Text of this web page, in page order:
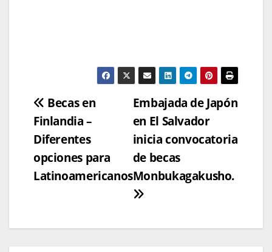
Navegación
de
entradas
Embajada de Japón
en El Salvador
inicia convocatoria
de becas
Monbukagakusho.
Becas en
Finlandia –
Diferentes
opciones para
Latinoamericanos